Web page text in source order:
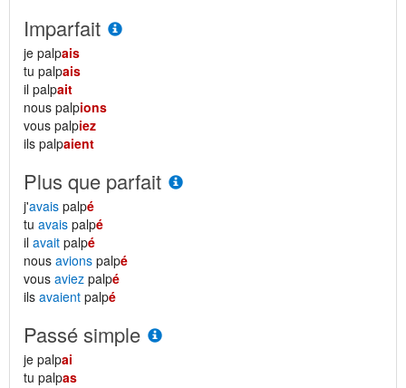
Imparfait
je palpais
tu palpais
il palpait
nous palpions
vous palpiez
ils palpaient
Plus que parfait
j'avais palpé
tu avais palpé
il avait palpé
nous avions palpé
vous aviez palpé
ils avaient palpé
Passé simple
je palpai
tu palpas